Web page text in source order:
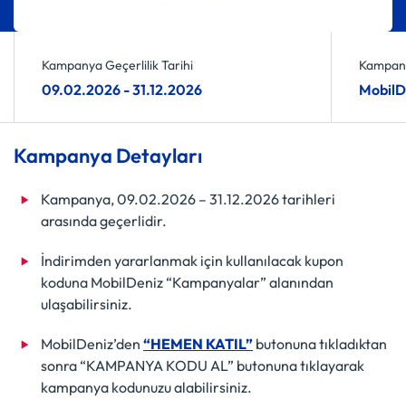
Kampanya Geçerlilik Tarihi
09.02.2026 - 31.12.2026
Kampanya Detayları
Kampanya, 09.02.2026 – 31.12.2026 tarihleri
arasında geçerlidir.
İndirimden yararlanmak için kullanılacak kupon
koduna MobilDeniz “Kampanyalar” alanından
ulaşabilirsiniz.
MobilDeniz’den “HEMEN KATIL” butonuna tıkladıktan
sonra “KAMPANYA KODU AL” butonuna tıklayarak
kampanya kodunuzu alabilirsiniz.